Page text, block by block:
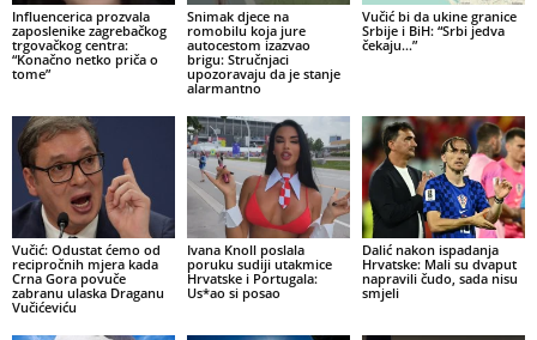
Influencerica prozvala
zaposlenike zagrebačkog
trgovačkog centra:
“Konačno netko priča o
tome”
Snimak djece na
romobilu koja jure
autocestom izazvao
brigu: Stručnjaci
upozoravaju da je stanje
alarmantno
Vučić bi da ukine granice
Srbije i BiH: “Srbi jedva
čekaju…”
Vučić: Odustat ćemo od
recipročnih mjera kada
Crna Gora povuče
zabranu ulaska Draganu
Vučićeviću
Ivana Knoll poslala
poruku sudiji utakmice
Hrvatske i Portugala:
Us*ao si posao
Dalić nakon ispadanja
Hrvatske: Mali su dvaput
napravili čudo, sada nisu
smjeli